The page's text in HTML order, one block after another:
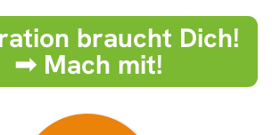
braucht Dich!
➟ Mach mit!